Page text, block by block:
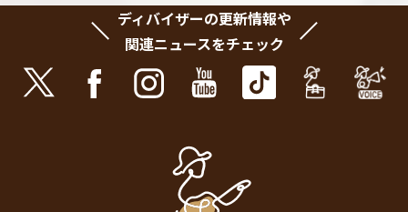
ディバイザーの更新情報や
関連ニュースをチェック